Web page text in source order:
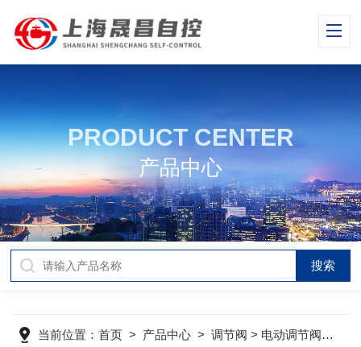
PRODUCT CENTER
产品中心
当前位置：首页 > 产品中心 >调节阀 > 电动调节阀> 电动